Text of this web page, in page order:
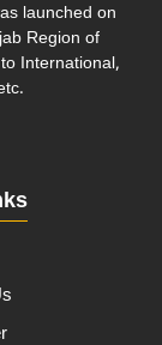
launched on
Region of
International,